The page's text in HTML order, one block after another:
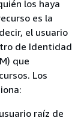
los haya
es la
el usuario
de Identidad
que
Los
raíz de